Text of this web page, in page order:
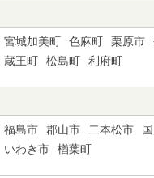
宮城加美町 色麻町 栗原市
蔵王町
松島町 利府町
福島市 郡山市 二本松市
いわき市
楢葉町